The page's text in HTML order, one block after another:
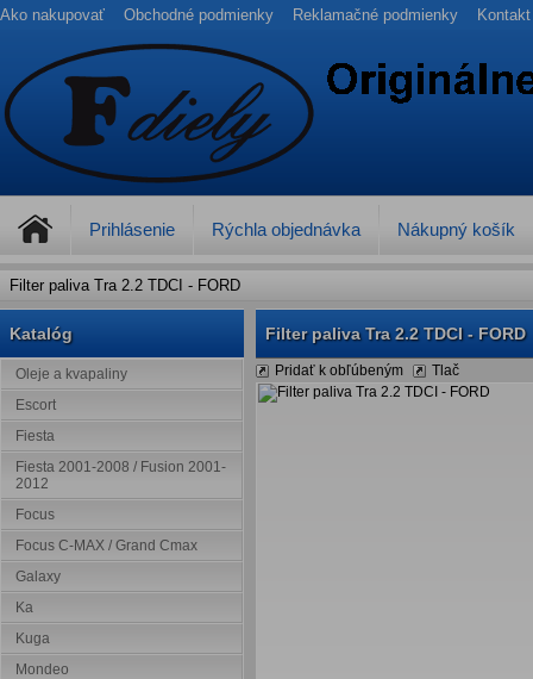
Ako nakupovať Obchodné podmienky Reklamačné podmienky Kontakt
Prihlásenie Rýchla objednávka Nákupný košík
Filter paliva Tra 2.2 TDCI - FORD
Katalóg
Oleje a kvapaliny
Escort
Fiesta
Fiesta 2001-2008 / Fusion 2001-
2012
Focus
Focus C-MAX / Grand Cmax
Galaxy
Ka
Kuga
Mondeo
Filter paliva Tra 2.2 TDCI - FORD
Pridať k obľúbeným Tlač